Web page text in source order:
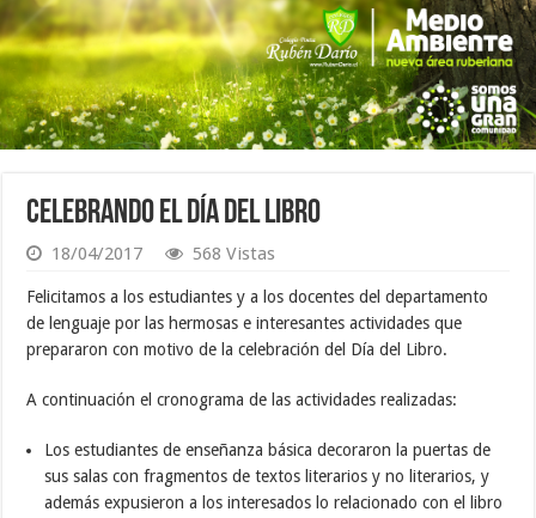
Celebrando el Día del Libro
18/04/2017 568 Vistas
Felicitamos a los estudiantes y a los docentes del departamento
de lenguaje por las hermosas e interesantes actividades que
prepararon con motivo de la celebración del Día del Libro.
A continuación el cronograma de las actividades realizadas:
Los estudiantes de enseñanza básica decoraron la puertas de
sus salas con fragmentos de textos literarios y no literarios, y
además expusieron a los interesados lo relacionado con el libro